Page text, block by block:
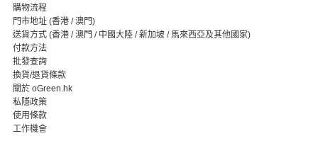
購物流程
門市地址 (香港 / 澳門)
送貨方式 (香港 / 澳門 / 中國大陸 / 新加坡 / 馬來西亞及其他國家)
付款方法
批發查詢
換貨/退貨條款
關於 oGreen.hk
私隱政策
使用條款
工作機會